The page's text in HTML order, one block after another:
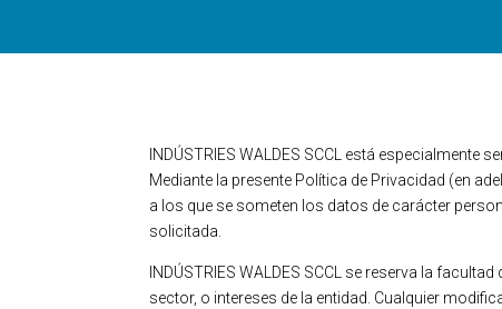
INDÚSTRIES WALDES SCCL está
Mediante la presente Política de Privacidad (en
a los que se someten los datos de carácter
solicitada.
INDÚSTRIES WALDES SCCL se reserva la
sector, o intereses de la entidad. Cualquier